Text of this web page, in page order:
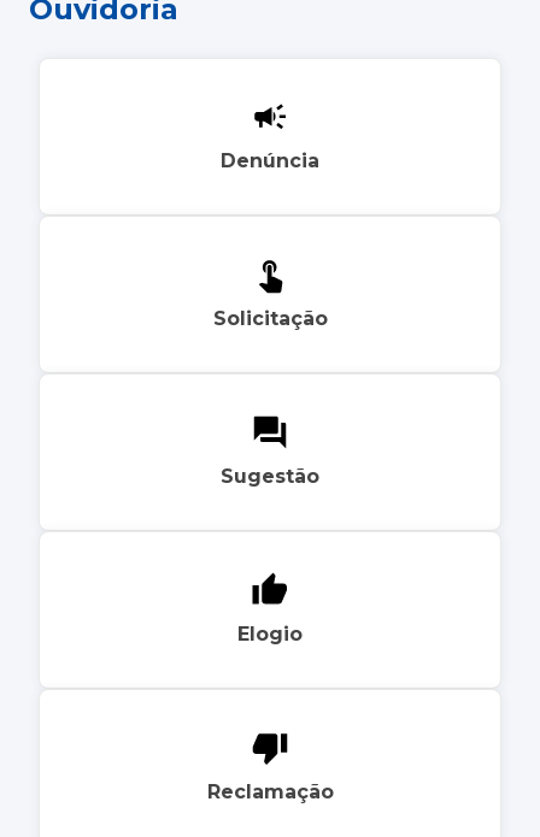
Ouvidoria
Denúncia
Solicitação
Sugestão
Elogio
Reclamação